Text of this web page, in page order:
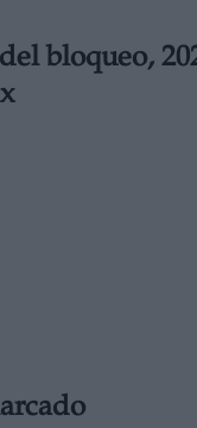
bloqueo,